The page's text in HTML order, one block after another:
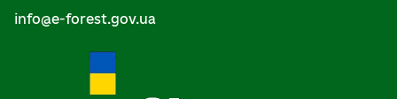
info@e-forest.gov.ua